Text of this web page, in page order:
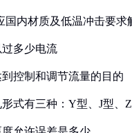
国内材质及低温冲击要求
多少电流
控制和调节流量的目的
式有三种：Y型、J型、